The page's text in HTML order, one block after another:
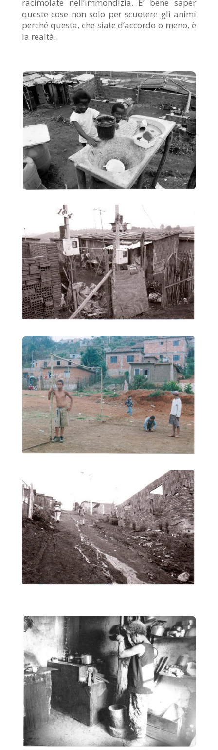
racimolate nell’immondizia. E’ bene saper
queste cose non solo per scuotere gli animi
perché questa, che siate d’accordo o meno, è
la realtà.